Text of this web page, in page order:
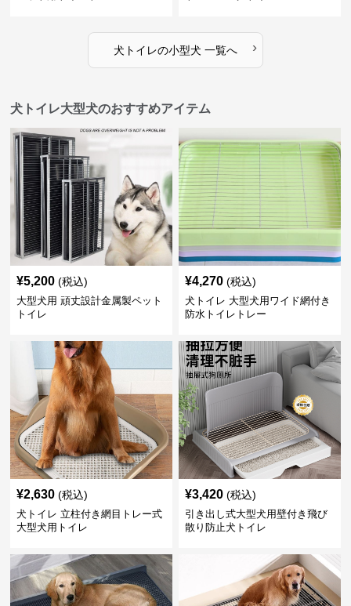
犬トイレの小型犬 一覧へ ›
犬トイレ大型犬のおすすめアイテム
¥5,200 (税込)
大型犬用 頑丈設計金属製ペット
トイレ
¥4,270 (税込)
犬トイレ 大型犬用ワイド網付き
防水トイレトレー
¥2,630 (税込)
犬トイレ 立柱付き網目トレー式
大型犬用トイレ
¥3,420 (税込)
引き出し式大型犬用壁付き飛び
散り防止犬トイレ